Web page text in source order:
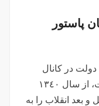
پاستور
در کانال
تلگرامی‌اش آورده است:ساختمان دولت، از سال ١٣٤٠
بعد انقلاب را به